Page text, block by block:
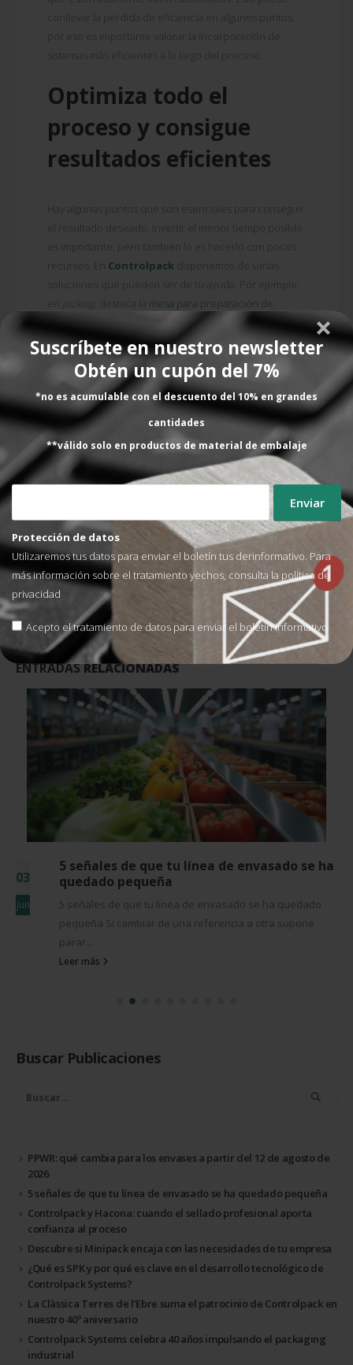
Suscríbete en nuestro newsletter
Obtén un cupón del 7%
*no es acumulable con el descuento del 10% en grandes
cantidades
**válido solo en productos de material de embalaje
Protección de datos
Utilizaremos tus datos para enviar el boletín tus derinformativo. Para
más información sobre el tratamiento yechos, consulta la política de
privacidad
Acepto el tratamiento de datos para enviar el boletín informativo
conllevar la pérdida de eficiencia en algunos puntos,
por eso es importante valorar la incorporación de
sistemas más eficientes a lo largo del proceso.
Optimiza todo el
proceso y consigue
resultados eficientes
Hay algunas puntos que son esenciales para conseguir
el resultado deseado. Invertir el menor tiempo posible
es importante, pero también lo es hacerlo con pocos
Controlpack disponemos de varias
soluciones que pueden ser de tu ayuda. Por ejemplo,
, destaca la mesa para preparación de
pedidos, ya que todo el material y todo el
equipamiento necesario queda organizado en una
misma zona, evitando así interrupciones y paradas no
deseadas. Con pocos movimientos ganas más eficacia
y más rentabilidad. Además, en el ámbito delpacking,
ofrecemos todo tipo de soluciones para la
automatización de procesos de embalaje.
con nosotros
ante cualquier duda. Siempre a
ENTRADASRELACIONADAS
03
Jun
5 señales de que tu línea de envasado se ha
quedado pequeña
5 señales de que tu línea de envasado se ha quedado
pequeña Si cambiar de una referencia a otra supone
parar...
Leer más
Buscar Publicaciones
PPWR: qué cambia para los envases a partir del 12 de agosto de
2026
5 señales de que tu línea de envasado se ha quedado pequeña
Controlpack y Hacona: cuando el sellado profesional aporta
confianza al proceso
Descubre si Minipack encaja con las necesidades de tu empresa
¿Qué es SPK y por qué es clave en el desarrollo tecnológico de
Controlpack Systems?
La Clàssica Terres de l’Ebre suma el patrocinio de Controlpack en
nuestro 40º aniversario
Controlpack Systems celebra 40 años impulsando el packaging
industrial